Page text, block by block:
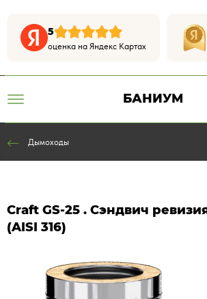
5
оценка на Яндекс Картах
БАНИУМ
Дымоходы
Craft GS-25 . Сэндвич
(AISI 316)